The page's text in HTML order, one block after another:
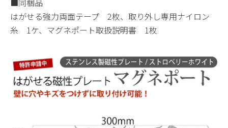
■同梱品
はがせる強力両面テープ 2枚、取り外し専用ナイロン
糸 1ケ、マグネポート取扱説明書 1枚